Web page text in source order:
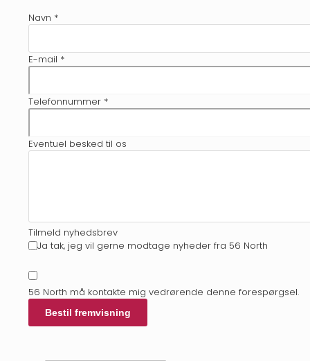
Navn *
E-mail *
Telefonnummer *
Eventuel besked til os
Tilmeld nyhedsbrev
Ja tak, jeg vil gerne modtage nyheder fra 56 North
56 North må kontakte mig vedrørende denne forespørgsel.